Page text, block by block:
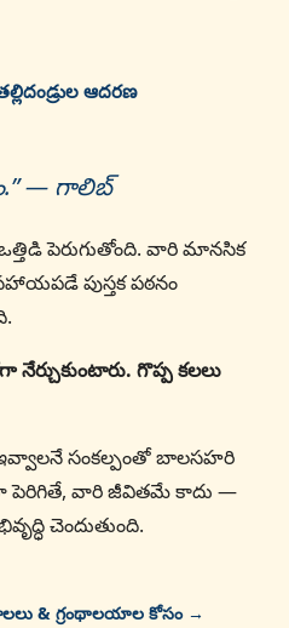
ఆదరణ
— గాలిబ్
పెరుగుతోంది. వారి మానసిక
పుస్తక పఠనం
నేర్చుకుంటారు. గొప్ప కలలు
ఇవ్వాలనే సంకల్పంతో బాలసహరి
పెరిగితే, వారి జీవితమే కాదు —
చెందుతుంది.
& గ్రంథాలయాల కోసం →